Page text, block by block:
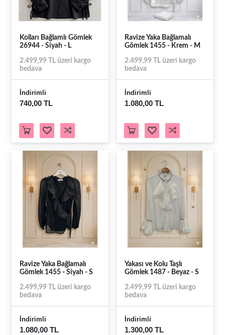
Kolları Bağlamlı Gömlek
26944 - Siyah - L
2.499,99 TL üzeri kargo
bedava
İndirimli
740,00 TL
Ravize Yaka Bağlamalı
Gömlek 1455 - Krem - M
2.499,99 TL üzeri kargo
bedava
İndirimli
1.080,00 TL
Ravize Yaka Bağlamalı
Gömlek 1455 - Siyah - S
2.499,99 TL üzeri kargo
bedava
İndirimli
1.080,00 TL
Yakası ve Kolu Taşlı
Gömlek 1487 - Beyaz - S
2.499,99 TL üzeri kargo
bedava
İndirimli
1.300,00 TL